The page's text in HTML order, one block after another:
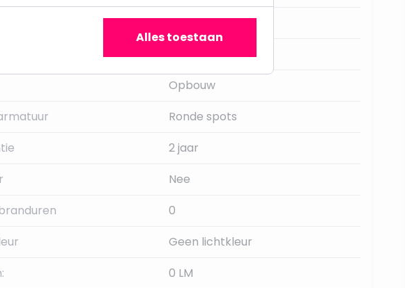
Aluminium
V-Tac
Opbouw
Ronde spots
2 jaar
Nee
0
Geen lichtkleur
0 LM
Alles toestaan